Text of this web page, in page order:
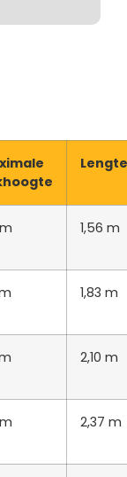
Lengte
1,56 m
1,83 m
2,10 m
2,37 m